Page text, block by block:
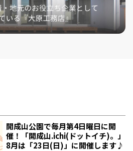
開成山公園で毎月第4日曜日に開
催！「開成山.ichi(ドットイチ)。」
8月は「23日(日)」に開催します♪